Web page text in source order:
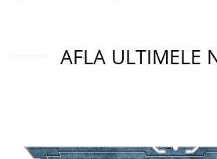
Puzzle 3 in 1AFLA ULTIMELE